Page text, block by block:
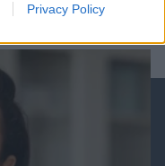
Privacy Policy